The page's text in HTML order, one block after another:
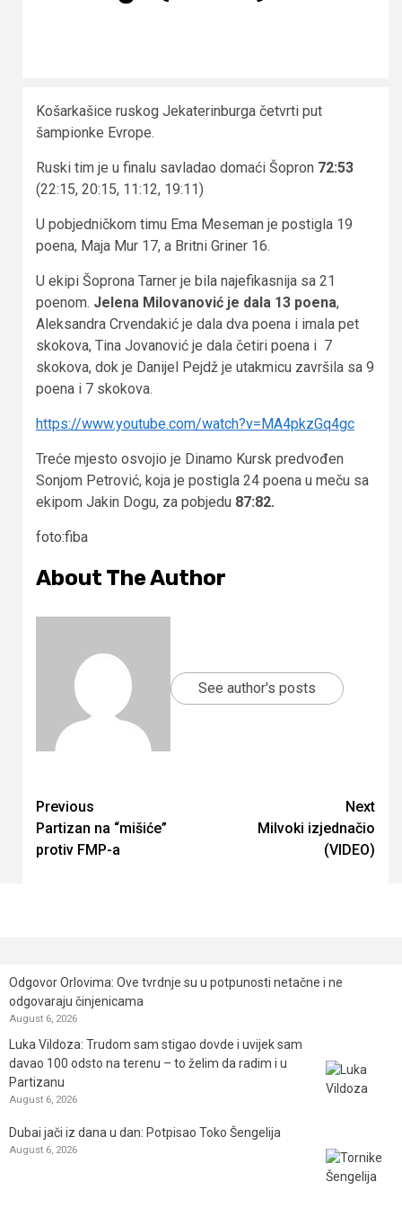
Košarkašice ruskog Jekaterinburga četvrti put
šampionke Evrope.
Ruski tim je u finalu savladao domaći Šopron 72:53
(22:15, 20:15, 11:12, 19:11)
U pobjedničkom timu Ema Meseman je postigla 19
poena, Maja Mur 17, a Britni Griner 16.
U ekipi Šoprona Tarner je bila najefikasnija sa 21
poenom. Jelena Milovanović je dala 13 poena,
Aleksandra Crvendakić je dala dva poena i imala pet
skokova, Tina Jovanović je dala četiri poena i 7
skokova, dok je Danijel Pejdž je utakmicu završila sa 9
poena i 7 skokova.
https://www.youtube.com/watch?v=MA4pkzGq4gc
Treće mjesto osvojio je Dinamo Kursk predvođen
Sonjom Petrović, koja je postigla 24 poena u meču sa
ekipom Jakin Dogu, za pobjedu 87:82.
foto:fiba
About The Author
See author's posts
Continue
Reading
Previous
Partizan na “mišiće”
protiv FMP-a
Next
Milvoki izjednačio
(VIDEO)
Odgovor Orlovima: ​Ove tvrdnje su u potpunosti netačne i ne
odgovaraju činjenicama
August 6, 2026
Luka Vildoza: Trudom sam stigao dovde i uvijek sam
davao 100 odsto na terenu – to želim da radim i u
Partizanu
August 6, 2026
Dubai jači iz dana u dan: Potpisao Toko Šengelija
August 6, 2026